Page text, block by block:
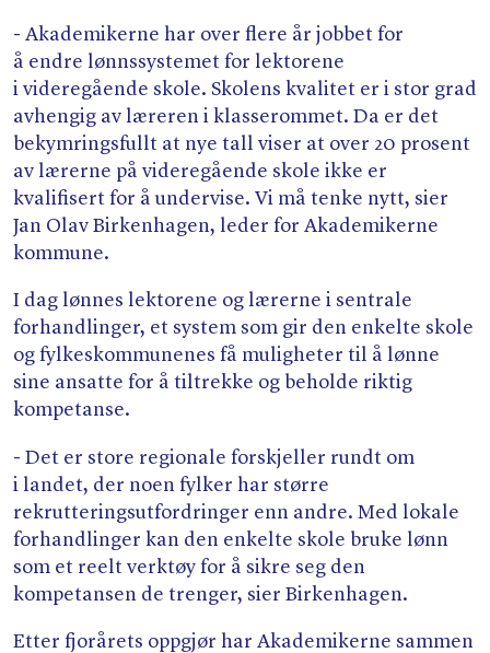
- Akademikerne har over flere år jobbet for
å endre lønnssystemet for lektorene
i videregående skole. Skolens kvalitet er i stor grad
avhengig av læreren i klasserommet. Da er det
bekymringsfullt at nye tall viser at over 20 prosent
av lærerne på videregående skole ikke er
kvalifisert for å undervise. Vi må tenke nytt, sier
Jan Olav Birkenhagen, leder for Akademikerne
kommune.
I dag lønnes lektorene og lærerne i sentrale
forhandlinger, et system som gir den enkelte skole
og fylkeskommunenes få muligheter til å lønne
sine ansatte for å tiltrekke og beholde riktig
kompetanse.
- Det er store regionale forskjeller rundt om
i landet, der noen fylker har større
rekrutteringsutfordringer enn andre. Med lokale
forhandlinger kan den enkelte skole bruke lønn
som et reelt verktøy for å sikre seg den
kompetansen de trenger, sier Birkenhagen.
Etter fjorårets oppgjør har Akademikerne sammen